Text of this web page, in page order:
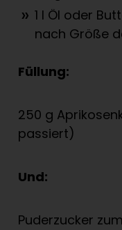
1 l Öl oder
nach Größe
Füllung:
250 g
passiert)
Und:
Puderzucker